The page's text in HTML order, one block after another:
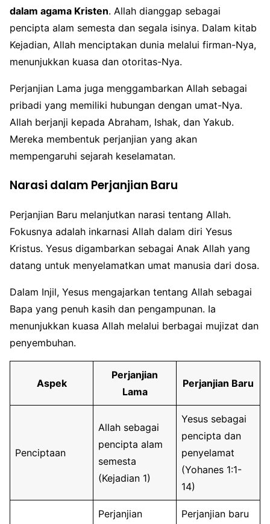
dalam agama Kristen. Allah dianggap sebagai
pencipta alam semesta dan segala isinya. Dalam kitab
Kejadian, Allah menciptakan dunia melalui firman-Nya,
menunjukkan kuasa dan otoritas-Nya.
Perjanjian Lama juga menggambarkan Allah sebagai
pribadi yang memiliki hubungan dengan umat-Nya.
Allah berjanji kepada Abraham, Ishak, dan Yakub.
Mereka membentuk perjanjian yang akan
mempengaruhi sejarah keselamatan.
Narasi dalam Perjanjian Baru
Perjanjian Baru melanjutkan narasi tentang Allah.
Fokusnya adalah inkarnasi Allah dalam diri Yesus
Kristus. Yesus digambarkan sebagai Anak Allah yang
datang untuk menyelamatkan umat manusia dari dosa.
Dalam Injil, Yesus mengajarkan tentang Allah sebagai
Bapa yang penuh kasih dan pengampunan. Ia
menunjukkan kuasa Allah melalui berbagai mujizat dan
penyembuhan.
Aspek
Perjanjian
Lama
Perjanjian Baru
Penciptaan
Allah sebagai
pencipta alam
semesta
(Kejadian 1)
Yesus sebagai
pencipta dan
penyelamat
(Yohanes 1:1-
14)
Perjanjian
Perjanjian baru